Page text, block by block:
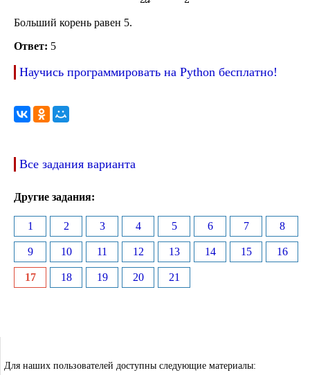
Больший корень равен 5.
Ответ: 5
Научись программировать на Python бесплатно!
Все задания варианта
Другие задания:
1 2 3 4 5 6 7 8
9 10 11 12 13 14 15 16
17 18 19 20 21
Для наших пользователей доступны следующие материалы: